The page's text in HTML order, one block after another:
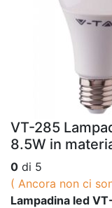
VT-285
8.5W in
0 di 5
( Ancora non ci
Lampadina led